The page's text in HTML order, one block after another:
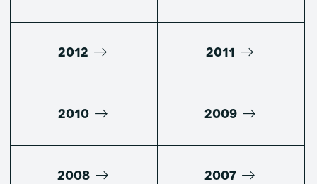
2012 2011
2010 2009
2008 2007